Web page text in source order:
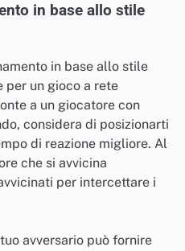
in base allo stile
in base allo stile
per un gioco a rete
a un giocatore con
considera di posizionarti
di reazione migliore. Al
che si avvicina
per intercettare i
avversario può fornire